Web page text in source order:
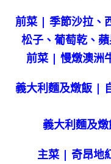
前菜 | 季節沙拉、
松子、葡萄乾、
前菜 | 慢燉澳洲
義大利麵及燉飯 |
義大利麵及
主菜 | 奇昂地